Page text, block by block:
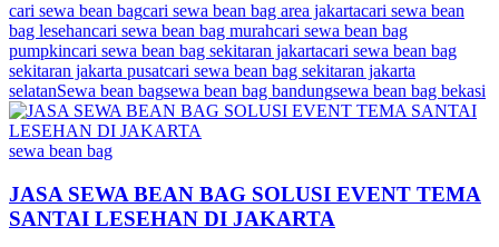
cari sewa bean bagcari sewa bean bag area jakartacari sewa bean
bag lesehancari sewa bean bag murahcari sewa bean bag
pumpkincari sewa bean bag sekitaran jakartacari sewa bean bag
sekitaran jakarta pusatcari sewa bean bag sekitaran jakarta
selatanSewa bean bagsewa bean bag bandungsewa bean bag bekasi
sewa bean bag
JASA SEWA BEAN BAG SOLUSI EVENT TEMA
SANTAI LESEHAN DI JAKARTA